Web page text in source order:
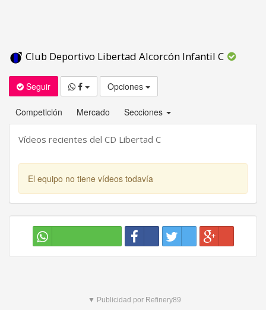
Club Deportivo Libertad Alcorcón Infantil C
Seguir Opciones
Competición Mercado Secciones
Vídeos recientes del CD Libertad C
El equipo no tiene vídeos todavía
▼ Publicidad por Refinery89